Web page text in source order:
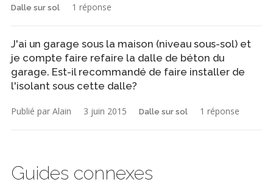
Dalle sur sol 1 réponse
J'ai un garage sous la maison (niveau sous-sol) et
je compte faire refaire la dalle de béton du
garage. Est-il recommandé de faire installer de
l'isolant sous cette dalle?
Publié par Alain 3 juin 2015 Dalle sur sol 1 réponse
Guides connexes